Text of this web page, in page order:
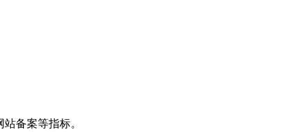
备案等指标。